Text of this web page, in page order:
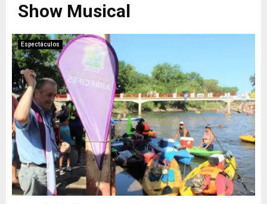
Show Musical
Espectáculos